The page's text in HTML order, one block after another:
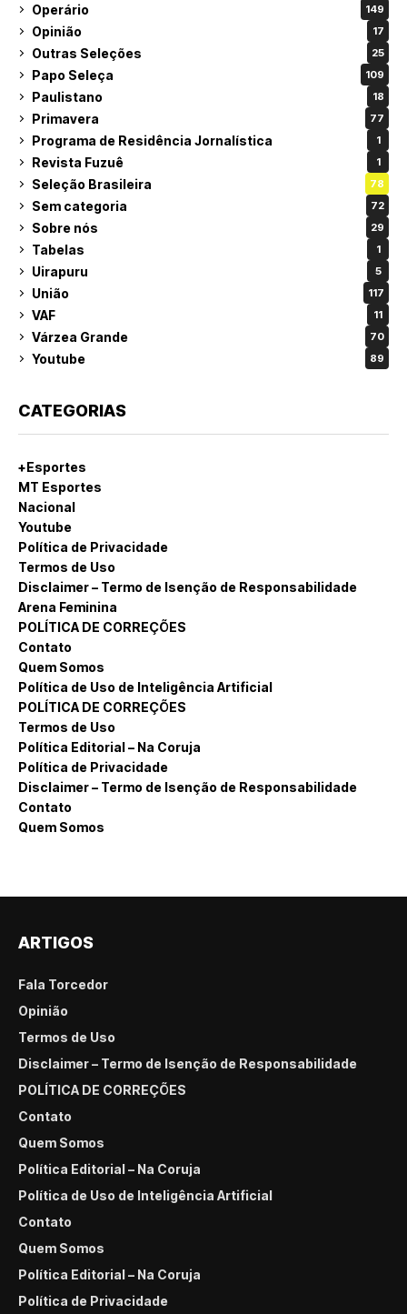
Operário 149
Opinião 17
Outras Seleções 25
Papo Seleça 109
Paulistano 18
Primavera 77
Programa de Residência Jornalística 1
Revista Fuzuê 1
Seleção Brasileira 78
Sem categoria 72
Sobre nós 29
Tabelas 1
Uirapuru 5
União 117
VAF 11
Várzea Grande 70
Youtube 89
CATEGORIAS
+Esportes
MT Esportes
Nacional
Youtube
Política de Privacidade
Termos de Uso
Disclaimer – Termo de Isenção de Responsabilidade
Arena Feminina
POLÍTICA DE CORREÇÕES
Contato
Quem Somos
Política de Uso de Inteligência Artificial
POLÍTICA DE CORREÇÕES
Termos de Uso
Política Editorial – Na Coruja
Política de Privacidade
Disclaimer – Termo de Isenção de Responsabilidade
Contato
Quem Somos
ARTIGOS
Fala Torcedor
Opinião
Termos de Uso
Disclaimer – Termo de Isenção de Responsabilidade
POLÍTICA DE CORREÇÕES
Contato
Quem Somos
Política Editorial – Na Coruja
Política de Uso de Inteligência Artificial
Contato
Quem Somos
Política Editorial – Na Coruja
Política de Privacidade